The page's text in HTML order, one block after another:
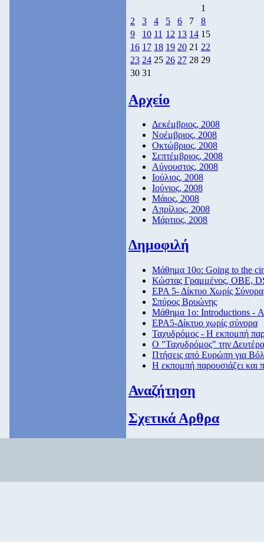
1
2
3 4 5 6 7
8
9
10 11 12 13 14 15
16 17 18 19 20 21 22
23 24 25 26 27 28 29
30 31
Αρχείο
Δεκέμβριος, 2008
Νοέμβριος, 2008
Οκτώβριος, 2008
Σεπτέμβριος, 2008
Αύγουστος, 2008
Ιούλιος, 2008
Ιούνιος, 2008
Μάιος, 2008
Απρίλιος, 2008
Μάρτιος, 2008
Δημοφιλή
Μάθημα 10ο: Going to the
Κώστας Γραμμένος, ΟΒΕ,
ΕΡΑ 5- Δίκτυο Χωρίς Σύνορα
Σπύρος Βρυώνης
Μάθημα 1ο: Introductions -
ΕΡΑ5-Δίκτυο χωρίς σύνορα
Ταχυδρόμος - Η εκπομπή
Ο "Ταχυδρόμος" την
Πτήσεις από Eυρώπη για
Η εκπομπή παρουσιάζει και
Αναζήτηση
Σχετικά Αρθρα